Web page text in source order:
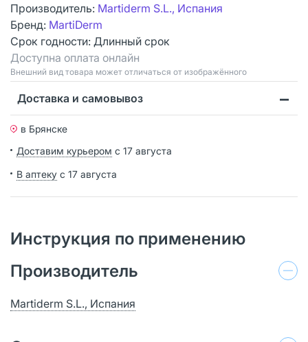
Производитель: Martiderm S.L., Испания
Бренд: MartiDerm
Срок годности: Длинный срок
Доступна оплата онлайн
Bнешний вид товара может отличаться от изображённого
Доставка и самовывоз
в Брянске
Доставим курьером с 17 августа
В аптеку с 17 августа
Инструкция по применению
Производитель
Martiderm S.L., Испания